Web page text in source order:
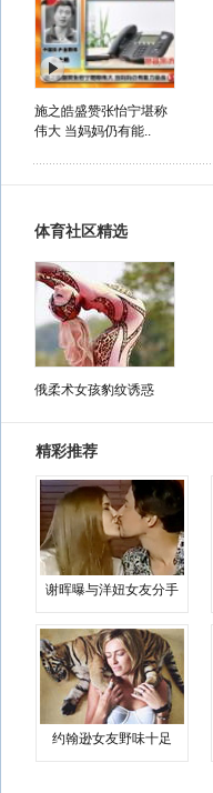
施之皓盛赞张怡宁堪称
伟大 当妈妈仍有能..
体育社区精选
俄柔术女孩豹纹诱惑
精彩推荐
谢晖曝与洋妞女友分手
约翰逊女友野味十足